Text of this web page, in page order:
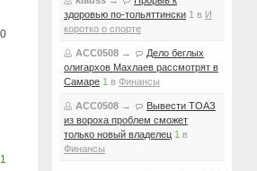
0
здоровью по-тольяттински 1 в И
коротко о спорте
ACC0508 →
Дело беглых
олигархов Махлаев рассмотрят в
Самаре 1 в Финансы
ACC0508 →
Вывести ТОАЗ
из вороха проблем сможет
только новый владелец 1 в
Финансы